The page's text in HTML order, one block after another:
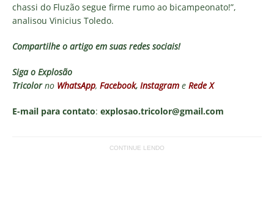
chassi do Fluzão segue firme rumo ao bicampeonato!”,
analisou Vinicius Toledo.
Compartilhe o artigo em suas redes sociais!
Siga o Explosão
Tricolorno WhatsApp, Facebook, Instagram e Rede X
E-mail para contato: explosao.tricolor@gmail.com
CONTINUE LENDO